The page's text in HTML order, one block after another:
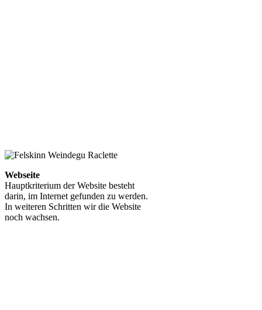
Webseite
Hauptkriterium der Website besteht
darin, im Internet gefunden zu werden.
In weiteren Schritten wir die Website
noch wachsen.